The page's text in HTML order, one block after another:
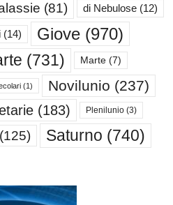
(81) di Nebulose (12)
(14) Giove (970)
(731) Marte (7)
(1) Novilunio (237)
(183) Plenilunio (3)
(125) Saturno (740)